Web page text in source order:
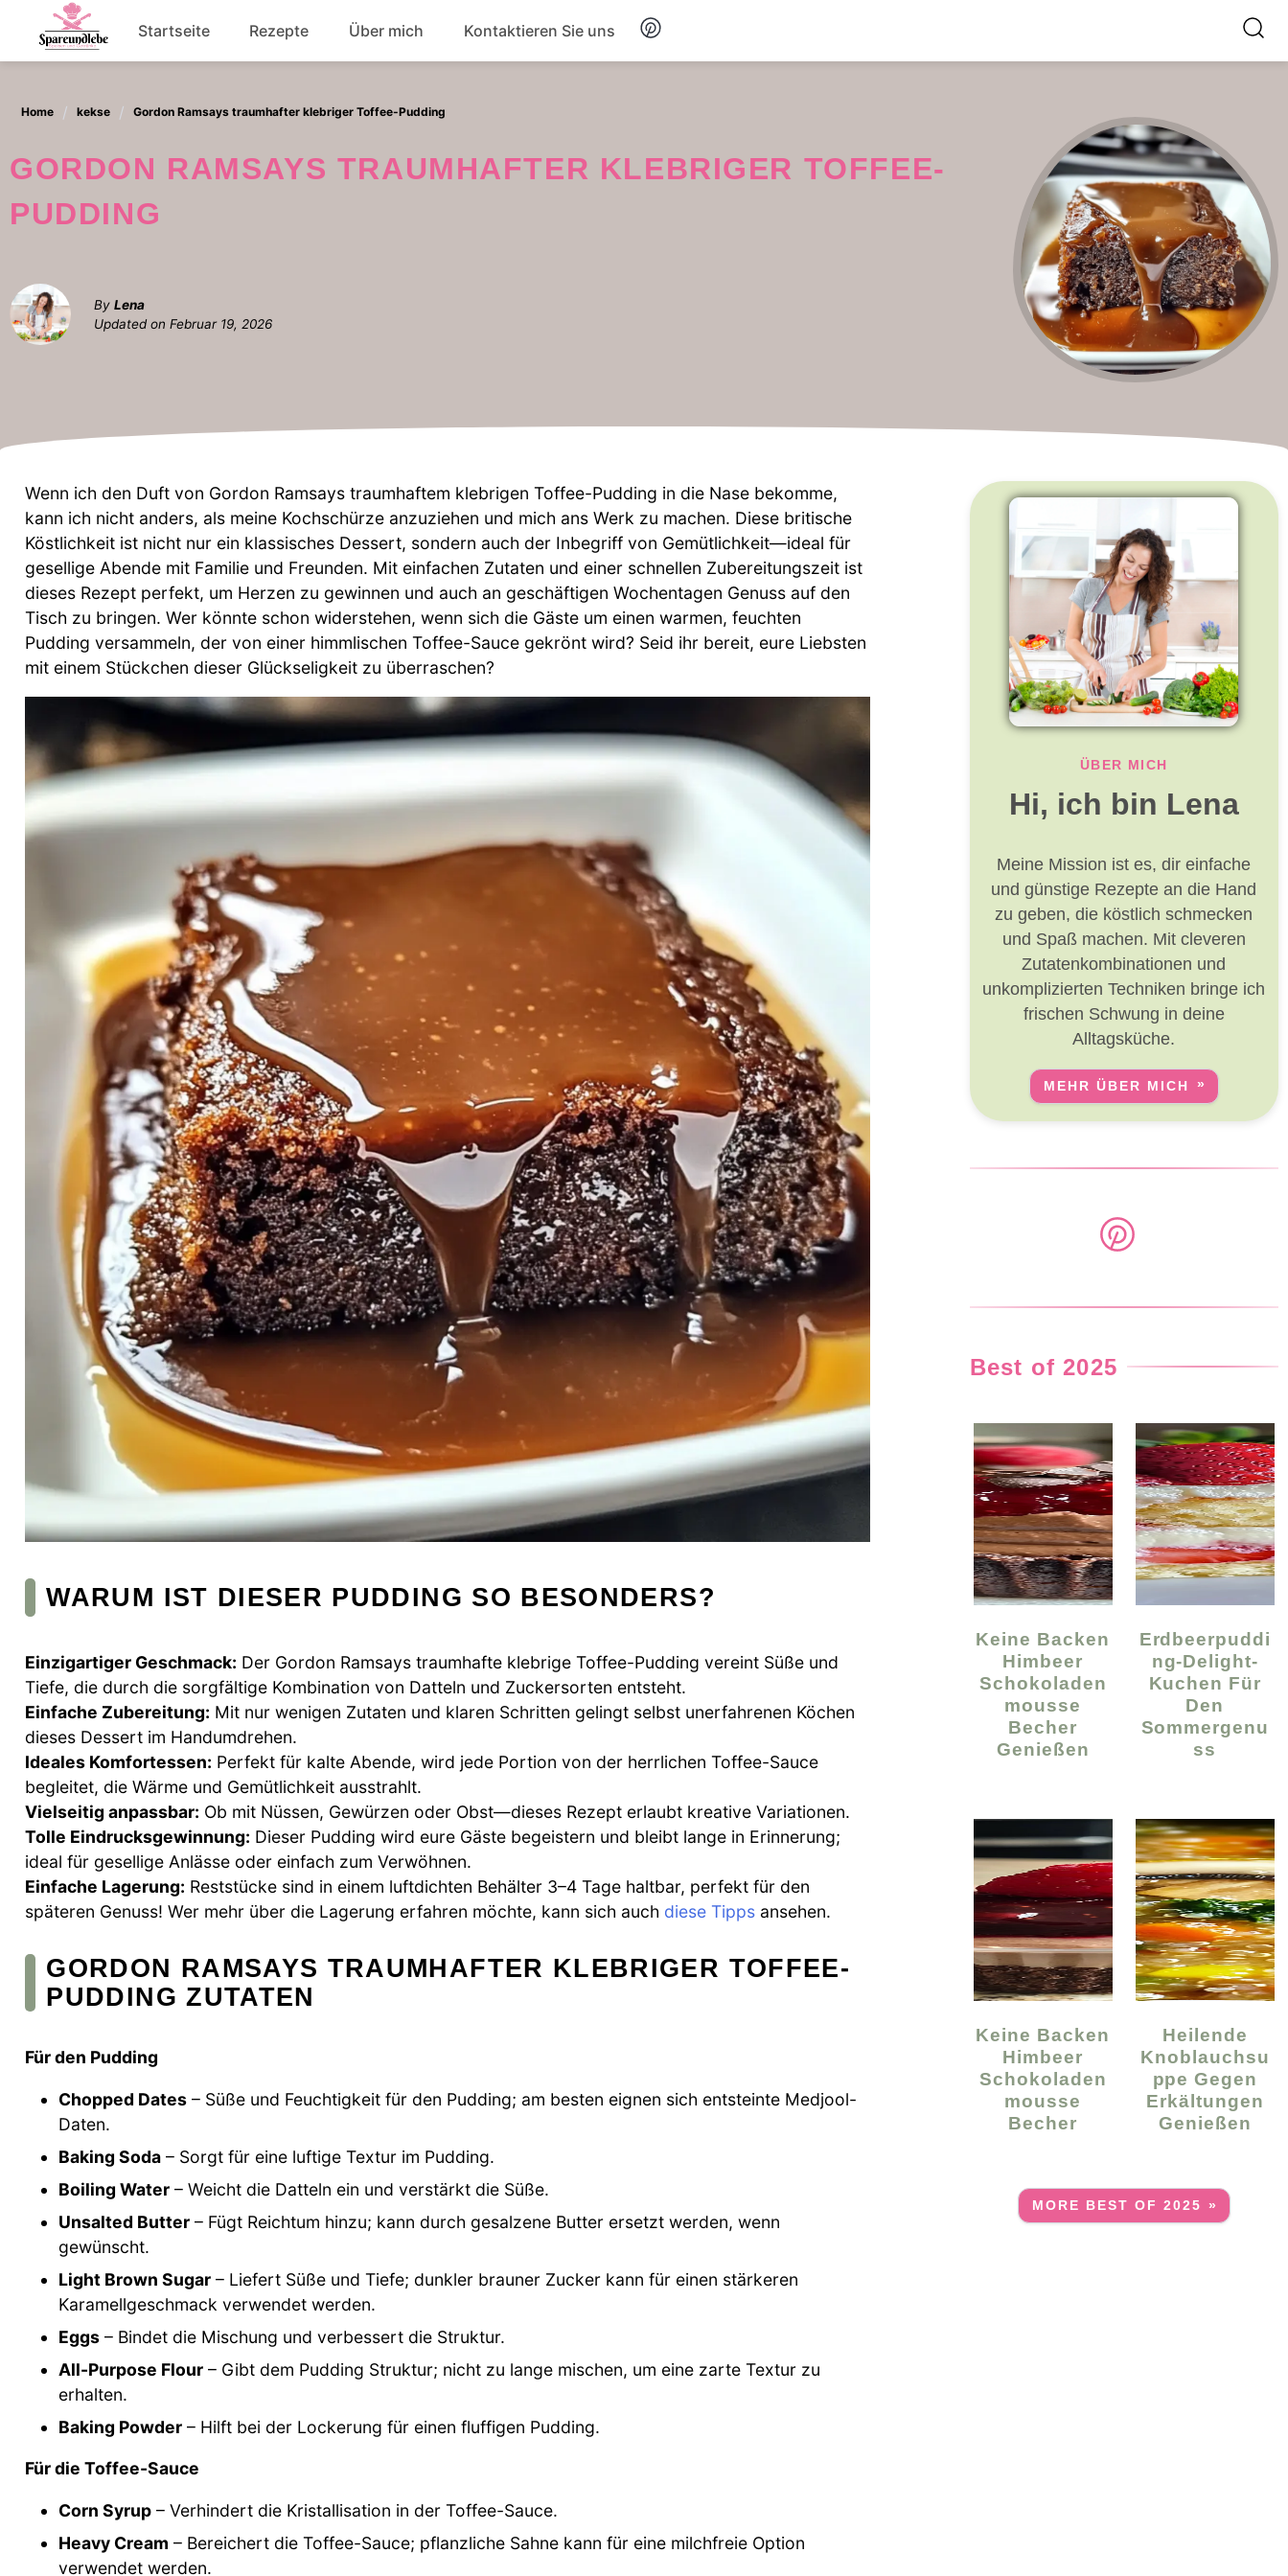
content
Startseite Rezepte Über mich Kontaktieren Sie uns
Home kekse Gordon Ramsays traumhafter klebriger Toffee-Pudding
GORDON RAMSAYS TRAUMHAFTER KLEBRIGER TOFFEE-
PUDDING
By Lena
Updated on Februar 19, 2026
Wenn ich den Duft von Gordon Ramsays traumhaftem klebrigen Toffee-Pudding in die Nase bekomme,
kann ich nicht anders, als meine Kochschürze anzuziehen und mich ans Werk zu machen. Diese britische
Köstlichkeit ist nicht nur ein klassisches Dessert, sondern auch der Inbegriff von Gemütlichkeit—ideal für
gesellige Abende mit Familie und Freunden. Mit einfachen Zutaten und einer schnellen Zubereitungszeit ist
dieses Rezept perfekt, um Herzen zu gewinnen und auch an geschäftigen Wochentagen Genuss auf den
Tisch zu bringen. Wer könnte schon widerstehen, wenn sich die Gäste um einen warmen, feuchten
Pudding versammeln, der von einer himmlischen Toffee-Sauce gekrönt wird? Seid ihr bereit, eure Liebsten
mit einem Stückchen dieser Glückseligkeit zu überraschen?
WARUM IST DIESER PUDDING SO BESONDERS?
Einzigartiger Geschmack: Der Gordon Ramsays traumhafte klebrige Toffee-Pudding vereint Süße und
Tiefe, die durch die sorgfältige Kombination von Datteln und Zuckersorten entsteht.
Einfache Zubereitung: Mit nur wenigen Zutaten und klaren Schritten gelingt selbst unerfahrenen Köchen
dieses Dessert im Handumdrehen.
Ideales Komfortessen: Perfekt für kalte Abende, wird jede Portion von der herrlichen Toffee-Sauce
begleitet, die Wärme und Gemütlichkeit ausstrahlt.
Vielseitig anpassbar: Ob mit Nüssen, Gewürzen oder Obst—dieses Rezept erlaubt kreative Variationen.
Tolle Eindrucksgewinnung: Dieser Pudding wird eure Gäste begeistern und bleibt lange in Erinnerung;
ideal für gesellige Anlässe oder einfach zum Verwöhnen.
Einfache Lagerung: Reststücke sind in einem luftdichten Behälter 3–4 Tage haltbar, perfekt für den
späteren Genuss! Wer mehr über die Lagerung erfahren möchte, kann sich auch diese Tipps ansehen.
GORDON RAMSAYS TRAUMHAFTER KLEBRIGER TOFFEE-
PUDDING ZUTATEN
Für den Pudding
Chopped Dates – Süße und Feuchtigkeit für den Pudding; am besten eignen sich entsteinte Medjool-
Daten.
Baking Soda – Sorgt für eine luftige Textur im Pudding.
Boiling Water – Weicht die Datteln ein und verstärkt die Süße.
Unsalted Butter – Fügt Reichtum hinzu; kann durch gesalzene Butter ersetzt werden, wenn
gewünscht.
Light Brown Sugar – Liefert Süße und Tiefe; dunkler brauner Zucker kann für einen stärkeren
Karamellgeschmack verwendet werden.
Eggs – Bindet die Mischung und verbessert die Struktur.
All-Purpose Flour – Gibt dem Pudding Struktur; nicht zu lange mischen, um eine zarte Textur zu
erhalten.
Baking Powder – Hilft bei der Lockerung für einen fluffigen Pudding.
Für die Toffee-Sauce
Corn Syrup – Verhindert die Kristallisation in der Toffee-Sauce.
Heavy Cream – Bereichert die Toffee-Sauce; pflanzliche Sahne kann für eine milchfreie Option
verwendet werden.
ÜBER MICH
Hi, ich bin Lena
Meine Mission ist es, dir einfache
und günstige Rezepte an die Hand
zu geben, die köstlich schmecken
und Spaß machen. Mit cleveren
Zutatenkombinationen und
unkomplizierten Techniken bringe ich
frischen Schwung in deine
Alltagsküche.
MEHR ÜBER MICH
Best of 2025
Keine Backen
Himbeer
Schokoladen
Mousse
Becher
Genießen
Erdbeerpuddi
Ng-Delight-
Kuchen Für
Den
Sommergenu
Ss
Keine Backen
Himbeer
Schokoladen
Mousse
Becher
Heilende
Knoblauchsu
Ppe Gegen
Erkältungen
Genießen
MORE BEST OF 2025 »